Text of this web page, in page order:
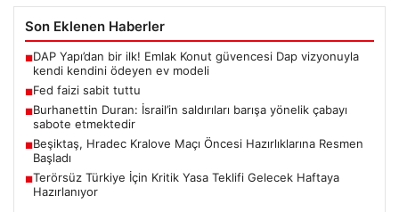
Son Eklenen Haberler
■DAP Yapı’dan bir ilk! Emlak Konut güvencesi Dap vizyonuyla
kendi kendini ödeyen ev modeli
■Fed faizi sabit tuttu
■Burhanettin Duran: İsrail’in saldırıları barışa yönelik çabayı
sabote etmektedir
■Beşiktaş, Hradec Kralove Maçı Öncesi Hazırlıklarına Resmen
Başladı
■Terörsüz Türkiye İçin Kritik Yasa Teklifi Gelecek Haftaya
Hazırlanıyor